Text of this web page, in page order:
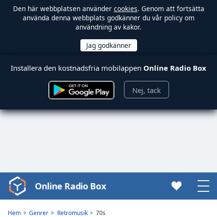
Den här webbplatsen använder cookies. Genom att fortsätta
använda denna webbplats godkänner du vår policy om
användning av kakor.
Installera den kostnadsfria mobilappen Online Radio Box
Nej, tack
Video
Player
Online Radio Box
Hem Genrer Retromusik 70s